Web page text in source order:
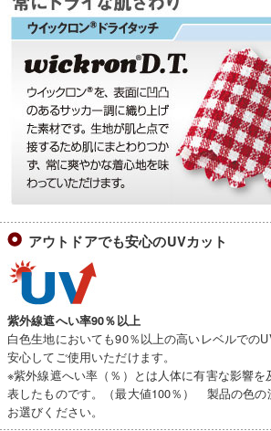
アウトドアでも安心のUVカット
紫外線遮へい率90％以上
白色生地においても90％以上の高いレベルでの
安心してご使用いただけます。
※紫外線遮へい率（％）とは人体に有害な影響
表したものです。（最大値100％） 製品の色の
お選びください。